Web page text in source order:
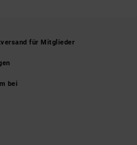
für Mitglieder
bei